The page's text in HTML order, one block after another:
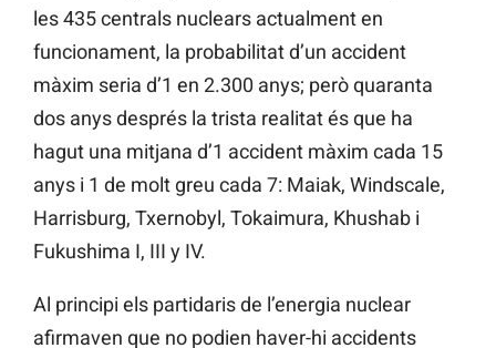
les 435 centrals nuclears actualment en
funcionament, la probabilitat d’un accident
màxim seria d’1 en 2.300 anys; però quaranta
dos anys després la trista realitat és que ha
hagut una mitjana d’1 accident màxim cada 15
anys i 1 de molt greu cada 7: Maiak, Windscale,
Harrisburg, Txernobyl, Tokaimura, Khushab i
Fukushima I, III y IV.
Al principi els partidaris de l’energia nuclear
afirmaven que no podien haver-hi accidents